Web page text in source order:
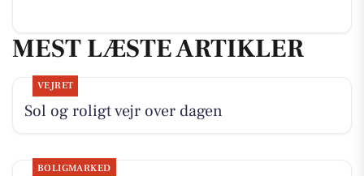
MEST LÆSTE ARTIKLER
VEJRET
Sol og roligt vejr over dagen
BOLIGMARKED